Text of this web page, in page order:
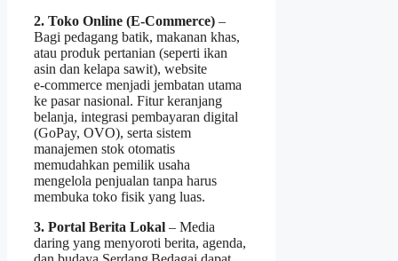
2. Toko Online (E‑Commerce) –
Bagi pedagang batik, makanan khas,
atau produk pertanian (seperti ikan
asin dan kelapa sawit), website
e‑commerce menjadi jembatan utama
ke pasar nasional. Fitur keranjang
belanja, integrasi pembayaran digital
(GoPay, OVO), serta sistem
manajemen stok otomatis
memudahkan pemilik usaha
mengelola penjualan tanpa harus
membuka toko fisik yang luas.
3. Portal Berita Lokal – Media
daring yang menyoroti berita, agenda,